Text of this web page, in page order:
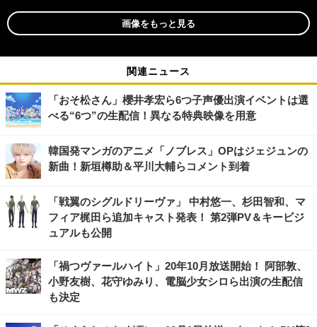
画像をもっと見る
関連ニュース
「おそ松さん」櫻井孝宏ら6つ子声優出演イベントは選
べる“6つ”の生配信！異なる特典映像を用意
韓国発マンガのアニメ「ノブレス」OPはジェジュンの
新曲！新垣樽助＆平川大輔らコメント到着
「戦翼のシグルドリーヴァ」 中村悠一、杉田智和、マ
フィア梶田ら追加キャスト発表！ 第2弾PV＆キービジ
ュアルも公開
「禍つヴァールハイト」20年10月放送開始！ 阿部敦、
小野友樹、花守ゆみり、電脳少女シロら出演の生配信
も決定